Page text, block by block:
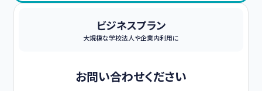
ビジネスプラン
大規模な学校法人や企業内利用に
お問い合わせください